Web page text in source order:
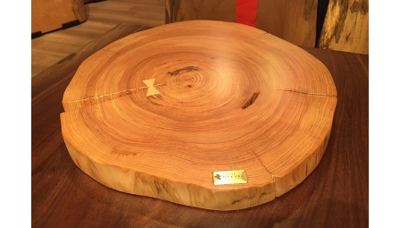
MOKUBA について
商品情報
直営店
イベント